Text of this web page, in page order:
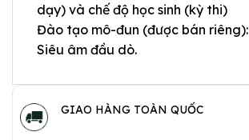
dạy) và chế độ học sinh (kỳ thi)
Đào tạo mô-đun (được bán riêng):
Siêu âm đầu dò.
GIAO HÀNG TOÀN QUỐC